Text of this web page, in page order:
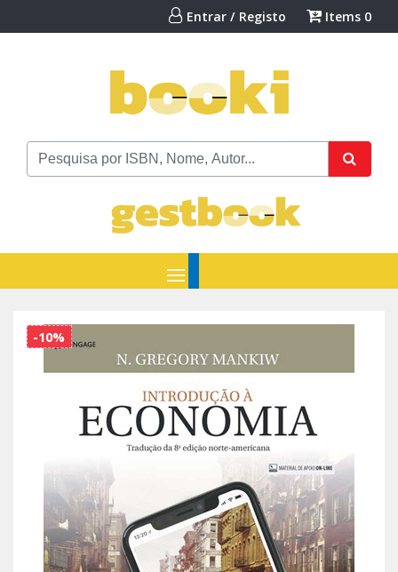
Entrar / Registo Items 0
-10%